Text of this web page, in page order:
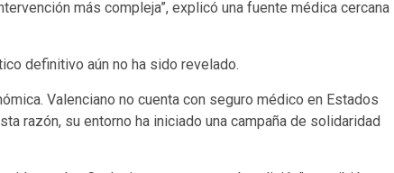
más compleja”, explicó una fuente médica cercana
definitivo aún no ha sido revelado.
Valenciano no cuenta con seguro médico en Estados
razón, su entorno ha iniciado una campaña de solidaridad